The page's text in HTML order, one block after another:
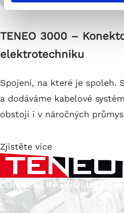
TENEO 3000 –
elektrotechniku
Spojení, na které je spoleh.
a dodáváme kabelové
obstojí i v náročných
Zjistěte více